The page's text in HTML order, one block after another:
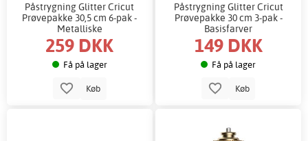
Påstrygning Glitter Cricut
Prøvepakke 30,5 cm 6-pak -
Metalliske
259 DKK
Få på lager
Køb
Påstrygning Glitter Cricut
Prøvepakke 30 cm 3-pak -
Basisfarver
149 DKK
Få på lager
Køb